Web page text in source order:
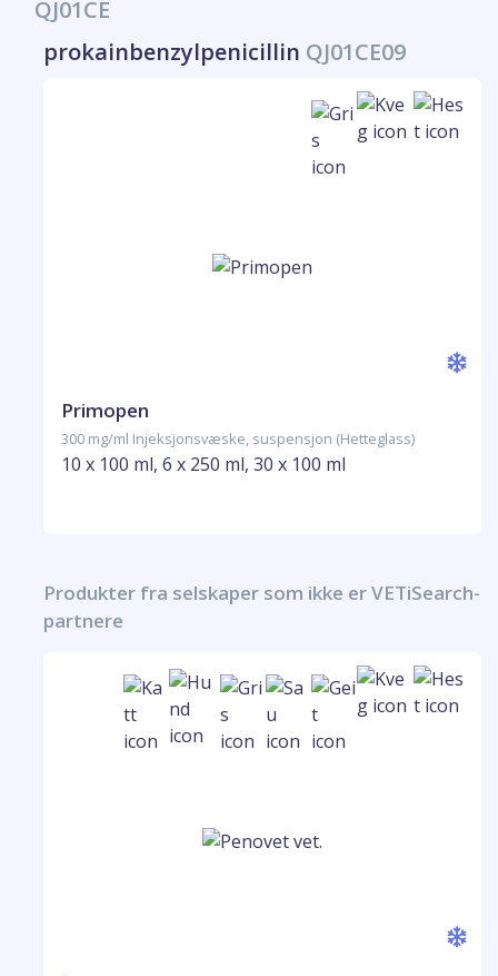
QJ01CE
prokainbenzylpenicillin QJ01CE09
Primopen
300 mg/ml Injeksjonsvæske, suspensjon (Hetteglass)
10 x 100 ml, 6 x 250 ml, 30 x 100 ml
Produkter fra selskaper som ikke er VETiSearch-
partnere